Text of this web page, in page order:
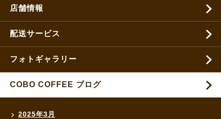
店舗情報
配送サービス
フォトギャラリー
COBO COFFEE ブログ
2025年3月